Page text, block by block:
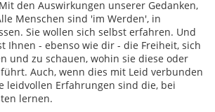
den Auswirkungen unserer Gedanken,
Menschen sind 'im Werden', in
Sie wollen sich selbst erfahren. Und
Ihnen - ebenso wie dir - die Freiheit, sich
und zu schauen, wohin sie diese oder
Auch, wenn dies mit Leid verbunden
leidvollen Erfahrungen sind die, bei
lernen.